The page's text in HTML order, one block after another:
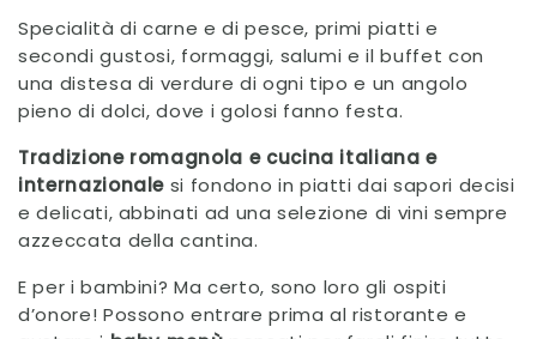
Specialità di carne e di pesce, primi piatti e
secondi gustosi, formaggi, salumi e il buffet con
una distesa di verdure di ogni tipo e un angolo
pieno di dolci, dove i golosi fanno festa.
Tradizione romagnola e cucina italiana e
internazionale si fondono in piatti dai sapori decisi
e delicati, abbinati ad una selezione di vini sempre
azzeccata della cantina.
E per i bambini? Ma certo, sono loro gli ospiti
d’onore! Possono entrare prima al ristorante e